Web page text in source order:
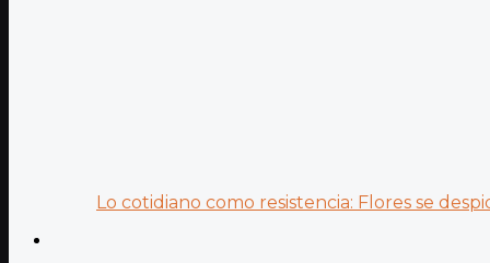
Lo cotidiano como resistencia: Flores se